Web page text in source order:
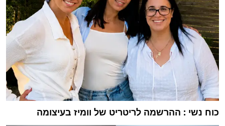
כוח נשי : ההרשמה לריטריט של וומיז בעיצומה